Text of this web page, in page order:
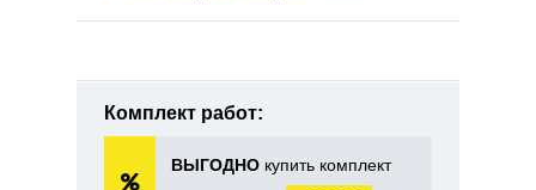
Комплект работ:
ВЫГОДНО купить комплект